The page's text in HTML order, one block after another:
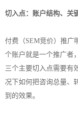
切入点：账户结构、关
付费（SEM竞价）推广
个账户就是一个推广者
三个主要切入点需要有
况下如何把咨询总量、
到的效果。